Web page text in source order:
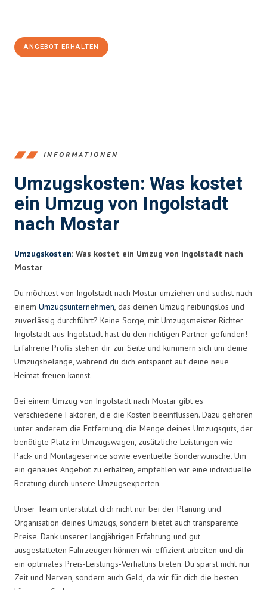
ANGEBOT ERHALTEN
INFORMATIONEN
Umzugskosten: Was kostet
ein Umzug von Ingolstadt
nach Mostar
Umzugskosten: Was kostet ein Umzug von Ingolstadt nach
Mostar
Du möchtest von Ingolstadt nach Mostar umziehen und suchst nach
einem Umzugsunternehmen, das deinen Umzug reibungslos und
zuverlässig durchführt? Keine Sorge, mit Umzugsmeister Richter
Ingolstadt aus Ingolstadt hast du den richtigen Partner gefunden!
Erfahrene Profis stehen dir zur Seite und kümmern sich um deine
Umzugsbelange, während du dich entspannt auf deine neue
Heimat freuen kannst.
Bei einem Umzug von Ingolstadt nach Mostar gibt es
verschiedene Faktoren, die die Kosten beeinflussen. Dazu gehören
unter anderem die Entfernung, die Menge deines Umzugsguts, der
benötigte Platz im Umzugswagen, zusätzliche Leistungen wie
Pack- und Montageservice sowie eventuelle Sonderwünsche. Um
ein genaues Angebot zu erhalten, empfehlen wir eine individuelle
Beratung durch unsere Umzugsexperten.
Unser Team unterstützt dich nicht nur bei der Planung und
Organisation deines Umzugs, sondern bietet auch transparente
Preise. Dank unserer langjährigen Erfahrung und gut
ausgestatteten Fahrzeugen können wir effizient arbeiten und dir
ein optimales Preis-Leistungs-Verhältnis bieten. Du sparst nicht nur
Zeit und Nerven, sondern auch Geld, da wir für dich die besten